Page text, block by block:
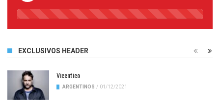
45%
EXCLUSIVOS HEADER
Vicentico
ARGENTINOS / 01/12/2021